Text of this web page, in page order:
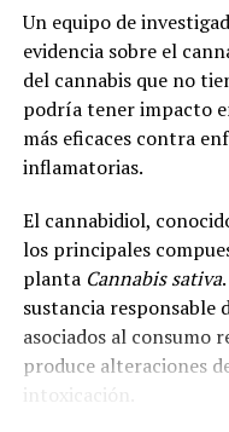
Un equipo de
evidencia sobre el
del cannabis que no
podría tener impacto
más eficaces contra
inflamatorias.
El cannabidiol,
los principales
planta Cannabis sativa
sustancia responsable
asociados al consumo
produce alteraciones